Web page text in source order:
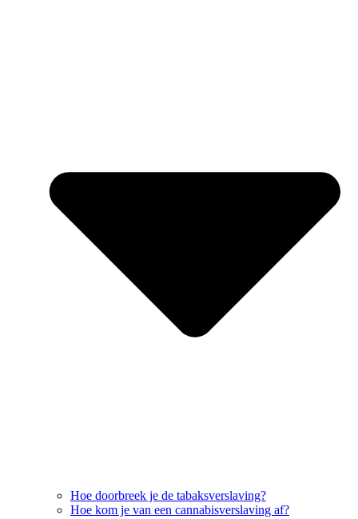
Hoe doorbreek je de tabaksverslaving?
Hoe kom je van een cannabisverslaving af?